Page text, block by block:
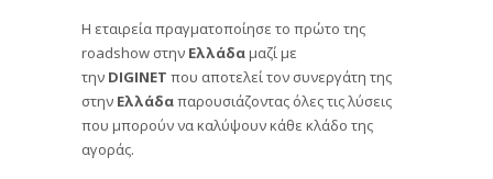
Η εταιρεία πραγματοποίησε το πρώτο της
roadshow στην Ελλάδαμαζί με
την DIGINET που αποτελεί τον συνεργάτη της
στην Ελλάδαπαρουσιάζοντας όλες τις λύσεις
που μπορούν να καλύψουν κάθε κλάδο της
αγοράς.